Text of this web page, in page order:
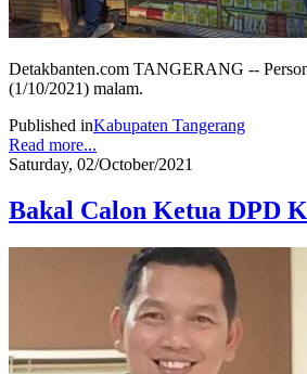
Detakbanten.com TANGERANG --
(1/10/2021) malam.
Published inKabupaten Tangerang
Read more...
Saturday, 02/October/2021
Bakal Calon Ketua DPD